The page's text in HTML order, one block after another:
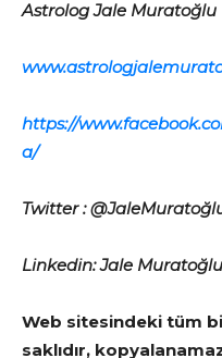
Astrolog Jale Muratoğlu
https://
a/
Twitter :
Linkedin: Jale Muratoğlu
Web sitesindeki tüm
saklıdır,